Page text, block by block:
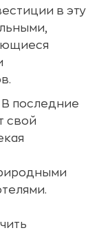
в эту
В последние
свой